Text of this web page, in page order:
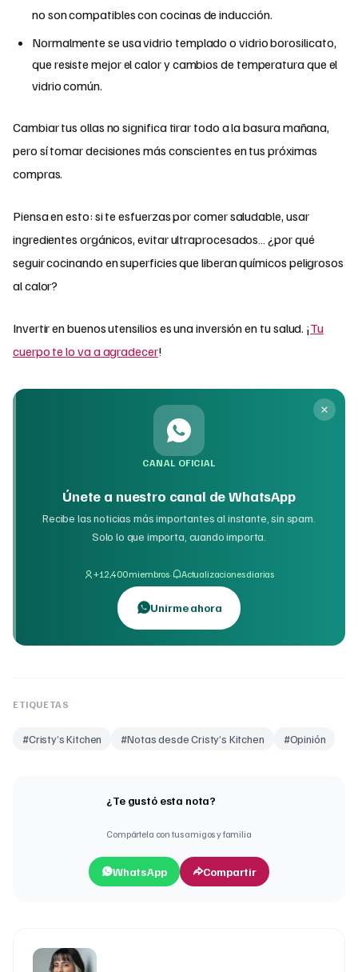
no son compatibles con cocinas de inducción.
Normalmente se usa vidrio templado o vidrio borosilicato,
que resiste mejor el calor y cambios de temperatura que el
vidrio común.
Cambiar tus ollas no significa tirar todo a la basura mañana,
pero sí tomar decisiones más conscientes en tus próximas
compras.
Piensa en esto: si te esfuerzas por comer saludable, usar
ingredientes orgánicos, evitar ultraprocesados… ¿por qué
seguir cocinando en superficies que liberan químicos peligrosos
al calor?
Invertir en buenos utensilios es una inversión en tu salud. ¡Tu
cuerpo te lo va a agradecer!
CANAL OFICIAL
Únete a nuestro canal de WhatsApp
Recibe las noticias más importantes al instante, sin spam.
Solo lo que importa, cuando importa.
+12,400 miembros· Actualizaciones diarias
Unirme ahora
ETIQUETAS
#Cristy’s Kitchen #Notas desde Cristy’s Kitchen #Opinión
¿Te gustó esta nota?
Compártela con tus amigos y familia
WhatsApp Compartir